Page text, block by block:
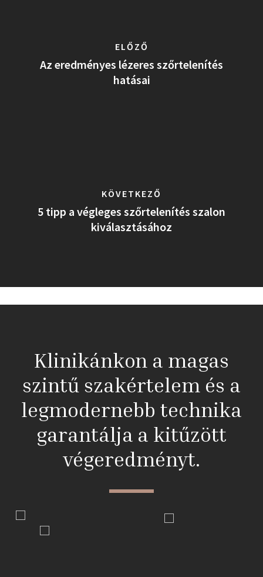
ELŐZŐ
Az eredményes lézeres szőrtelenítés
hatásai
KÖVETKEZŐ
5 tipp a végleges szőrtelenítés szalon
kiválasztásához
Klinikánkon a magas
szintű szakértelem és a
legmodernebb technika
garantálja a kitűzött
végeredményt.